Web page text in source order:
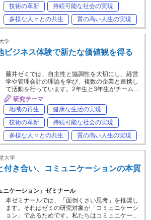
技術の革新
持続可能な社会の実現
多様な人々との共生
質の高い人生の実現
学
ビジネス体験で新たな価値観を得る
藤井ゼミでは、自主性と協調性を大切にし、経営
学や管理会計の理論を学び、複数の企業と連携し
て活動を行っています。2年生と3年生がチーム…
研究テーマ
地域の再生
健康な生活の実現
技術の革新
持続可能な社会の実現
多様な人々との共生
質の高い人生の実現
大学
付き合い、コミュニケーションの本質
ニケーション」ゼミナール
本ゼミナールでは、「面倒くさい思考」を推奨し
ます。それはゼミの研究対象が「コミュニケーシ
ョン」であるためです。私たちはコミュニケー…